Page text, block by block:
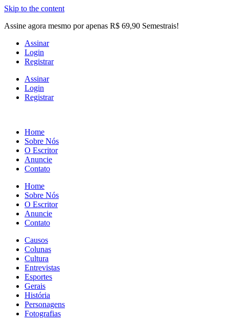
Skip to the content
Assine agora mesmo por apenas R$ 69,90 Semestrais!
Assinar
Login
Registrar
Assinar
Login
Registrar
Home
Sobre Nós
O Escritor
Anuncie
Contato
Home
Sobre Nós
O Escritor
Anuncie
Contato
Causos
Colunas
Cultura
Entrevistas
Esportes
Gerais
História
Personagens
Fotografias